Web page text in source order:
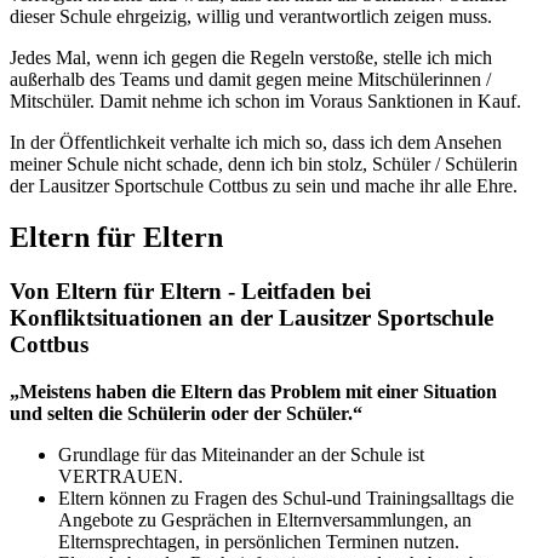
dieser Schule ehrgeizig, willig und verantwortlich zeigen muss.
Jedes Mal, wenn ich gegen die Regeln verstoße, stelle ich mich
außerhalb des Teams und damit gegen meine Mitschülerinnen /
Mitschüler. Damit nehme ich schon im Voraus Sanktionen in Kauf.
In der Öffentlichkeit verhalte ich mich so, dass ich dem Ansehen
meiner Schule nicht schade, denn ich bin stolz, Schüler / Schülerin
der Lausitzer Sportschule Cottbus zu sein und mache ihr alle Ehre.
Eltern für Eltern
Von Eltern für Eltern - Leitfaden bei
Konfliktsituationen an der Lausitzer Sportschule
Cottbus
„Meistens haben die Eltern das Problem mit einer Situation
und selten die Schülerin oder der Schüler.“
Grundlage für das Miteinander an der Schule ist
VERTRAUEN.
Eltern können zu Fragen des Schul-und Trainingsalltags die
Angebote zu Gesprächen in Elternversammlungen, an
Elternsprechtagen, in persönlichen Terminen nutzen.